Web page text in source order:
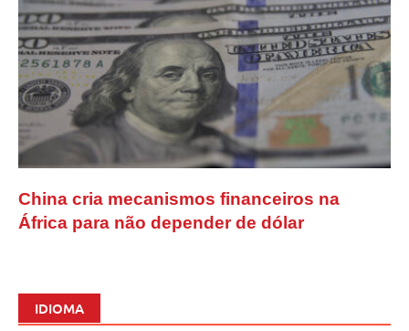
China cria mecanismos financeiros na
África para não depender de dólar
IDIOMA